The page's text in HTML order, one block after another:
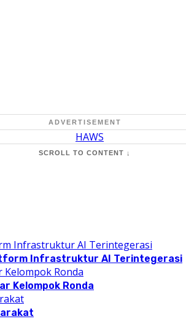
ADVERTISEMENT
SCROLL TO CONTENT ↓
Infrastruktur AI Terintegerasi
Kelompok Ronda